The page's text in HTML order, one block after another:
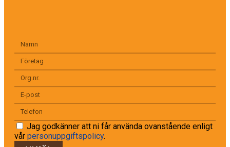
Jag godkänner att ni får använda ovanstående enligt
vår personuppgiftspolicy.